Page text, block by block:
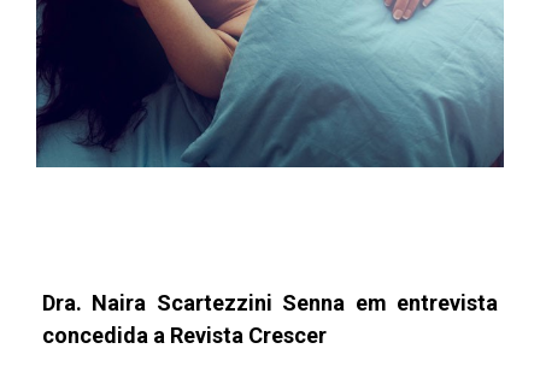
Dra. Naira Scartezzini Senna em entrevista
concedida a Revista Crescer